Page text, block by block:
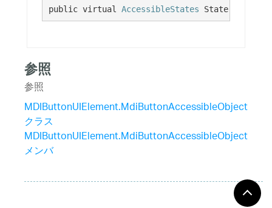
public virtual AccessibleStates State {get;}
参照
参照
MDIButtonUIElement.MdiButtonAccessibleObject
クラス
MDIButtonUIElement.MdiButtonAccessibleObject
メンバ